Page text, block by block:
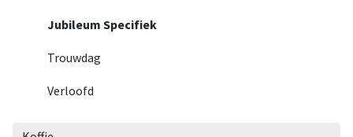
Jubileum Specifiek
Trouwdag
Verloofd